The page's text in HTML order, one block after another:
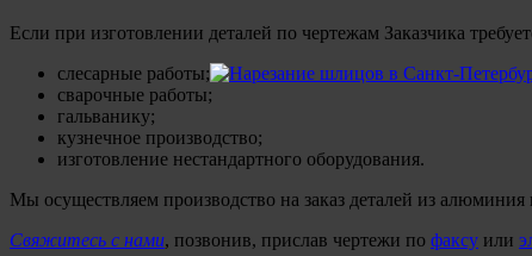
Если при изготовлении деталей по чертежам Заказчика
слесарные работы;
сварочные работы;
гальванику;
кузнечное производство;
изготовление нестандартного оборудования.
Мы осуществляем производство на заказ деталей из
Свяжитесь с нами, позвонив, прислав чертежи по факсу или